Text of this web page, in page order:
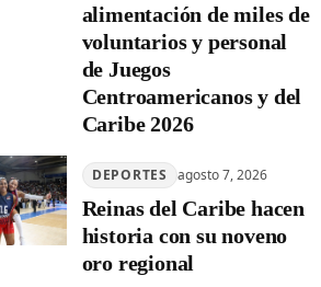
alimentación de miles de
voluntarios y personal
de Juegos
Centroamericanos y del
Caribe 2026
DEPORTES agosto 7, 2026
Reinas del Caribe hacen
historia con su noveno
oro regional